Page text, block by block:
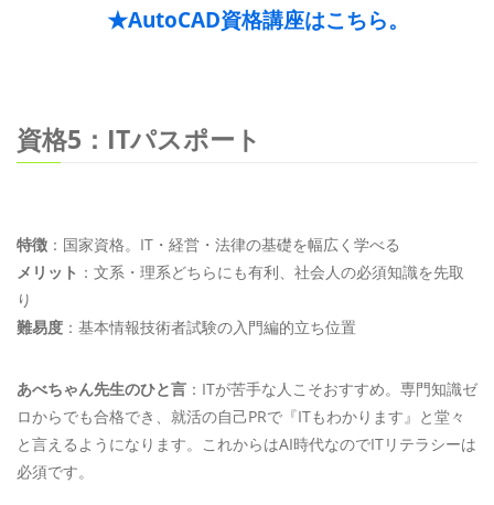
★AutoCAD資格講座はこちら。
資格5：ITパスポート
特徴 ：国家資格。IT・経営・法律の基礎を幅広く学べる
メリット ：文系・理系どちらにも有利、社会人の必須知識を先取
り
難易度 ：基本情報技術者試験の入門編的立ち位置
あべちゃん先生のひと言 ：ITが苦手な人こそおすすめ。専門知識ゼ
ロからでも合格でき、就活の自己PRで『ITもわかります』と堂々
と言えるようになります。これからはAI時代なのでITリテラシーは
必須です。